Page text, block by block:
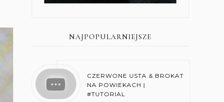
NAJPOPULARNIEJSZE
CZERWONE USTA & BROKAT
NA POWIEKACH |
#TUTORIAL